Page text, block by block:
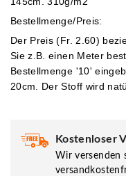
Bestellmenge/Preis:
Der Preis (Fr. 2.60)
Sie z.B. einen Meter
Bestellmenge '10'
20cm. Der Stoff wird
Kostenloser
Wir versenden